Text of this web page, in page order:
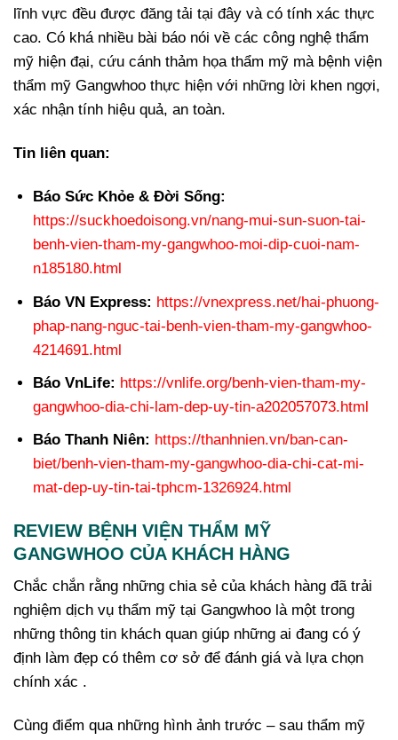
lĩnh vực đều được đăng tải tại đây và có tính xác thực
cao. Có khá nhiều bài báo nói về các công nghệ thẩm
mỹ hiện đại, cứu cánh thảm họa thẩm mỹ mà bệnh viện
thẩm mỹ Gangwhoo thực hiện với những lời khen ngợi,
xác nhận tính hiệu quả, an toàn.
Tin liên quan:
Báo Sức Khỏe & Đời Sống:
https://suckhoedoisong.vn/nang-mui-sun-suon-tai-
benh-vien-tham-my-gangwhoo-moi-dip-cuoi-nam-
n185180.html
Báo VN Express: https://vnexpress.net/hai-phuong-
phap-nang-nguc-tai-benh-vien-tham-my-gangwhoo-
4214691.html
Báo VnLife: https://vnlife.org/benh-vien-tham-my-
gangwhoo-dia-chi-lam-dep-uy-tin-a202057073.html
Báo Thanh Niên: https://thanhnien.vn/ban-can-
biet/benh-vien-tham-my-gangwhoo-dia-chi-cat-mi-
mat-dep-uy-tin-tai-tphcm-1326924.html
REVIEW BỆNH VIỆN THẨM MỸ
GANGWHOO CỦA KHÁCH HÀNG
Chắc chắn rằng những chia sẻ của khách hàng đã trải
nghiệm dịch vụ thẩm mỹ tại Gangwhoo là một trong
những thông tin khách quan giúp những ai đang có ý
định làm đẹp có thêm cơ sở để đánh giá và lựa chọn
chính xác .
Cùng điểm qua những hình ảnh trước – sau thẩm mỹ